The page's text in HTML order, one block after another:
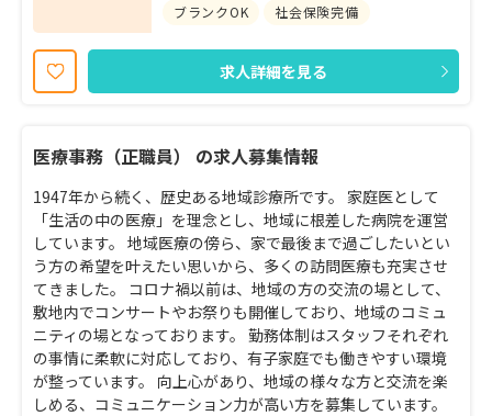
ブランクOK
社会保険完備
求人詳細を見る
医療事務（正職員） の求人募集情報
1947年から続く、歴史ある地域診療所です。 家庭医として
「生活の中の医療」を理念とし、地域に根差した病院を運営
しています。 地域医療の傍ら、家で最後まで過ごしたいとい
う方の希望を叶えたい思いから、多くの訪問医療も充実させ
てきました。 コロナ禍以前は、地域の方の交流の場として、
敷地内でコンサートやお祭りも開催しており、地域のコミュ
ニティの場となっております。 勤務体制はスタッフそれぞれ
の事情に柔軟に対応しており、有子家庭でも働きやすい環境
が整っています。 向上心があり、地域の様々な方と交流を楽
しめる、コミュニケーション力が高い方を募集しています。